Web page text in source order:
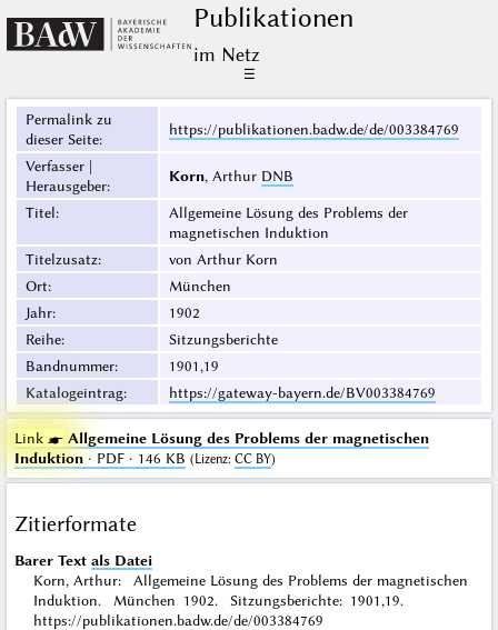
Publikationen
im Netz
☰
Permalink zu
dieser Seite:
https://publikationen.badw.de/de/003384769
Verfasser |
Herausgeber:
Korn, Arthur DNB
Titel:
Allgemeine Lösung des Problems der
magnetischen Induktion
Titelzusatz:
von Arthur Korn
Ort:
München
Jahr:
1902
Reihe:
Sitzungsberichte
Bandnummer:
1901,19
Katalogeintrag: https://gateway-bayern.de/BV003384769
Link ☛ Allgemeine Lösung des Problems der magnetischen
Induktion· PDF · 146 KB (Lizenz: CC BY)
Zitierformate
Barer Text als Datei
Korn, Arthur: Allgemeine Lösung des Problems der magnetischen
Induktion. München 1902. Sitzungsberichte: 1901,19.
https://publikationen.badw.de/de/003384769